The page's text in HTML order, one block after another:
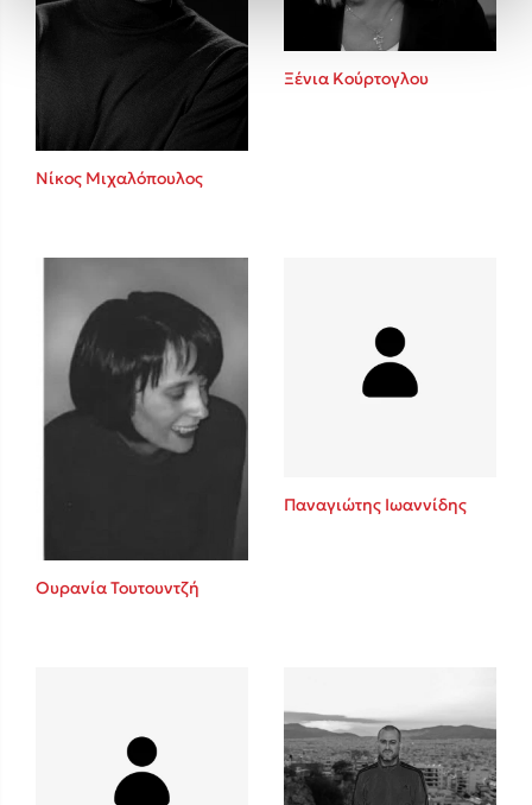
Νίκος Μιχαλόπουλος
Ξένια Κούρτογλου
Ουρανία Τουτουντζή
Παναγιώτης Ιωαννίδης